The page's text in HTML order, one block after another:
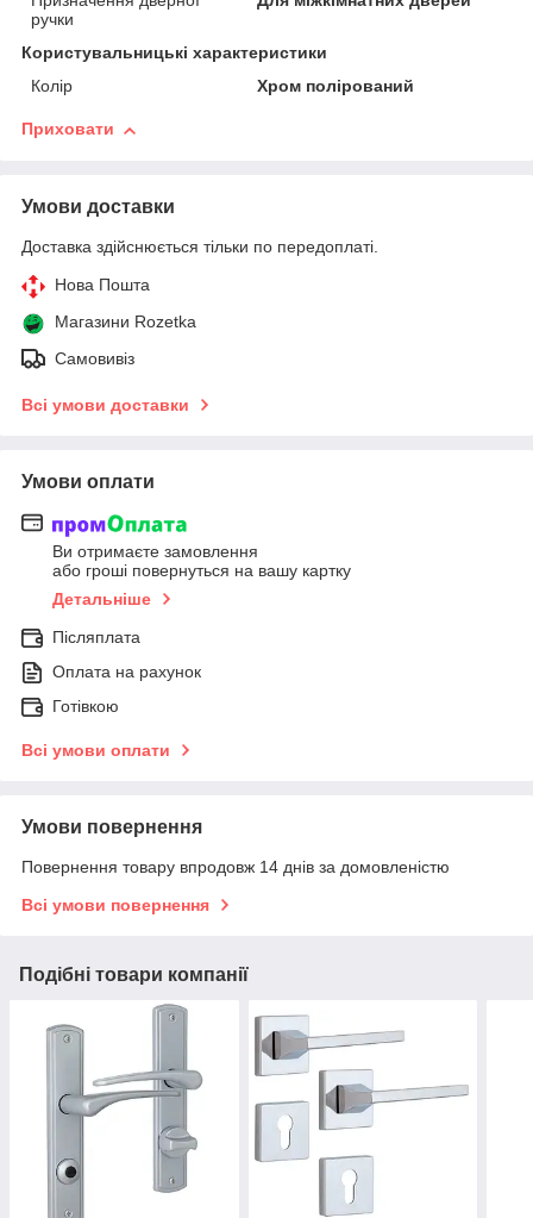
ручки
Користувальницькі характеристики
Колір
Хром полірований
Приховати
Умови доставки
Доставка здійснюється тільки по передоплаті.
Нова Пошта
Магазини Rozetka
Самовивіз
Всі умови доставки
Умови оплати
Ви отримаєте замовлення
або гроші повернуться на вашу картку
Детальніше
Післяплата
Оплата на рахунок
Готівкою
Всі умови оплати
Умови повернення
Повернення товару впродовж 14 днів за домовленістю
Всі умови повернення
Подібні товари компанії